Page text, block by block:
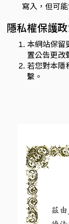
寫入，但可
隱私權保護
本網站保留
置公告更改
若您對本隱
繫。